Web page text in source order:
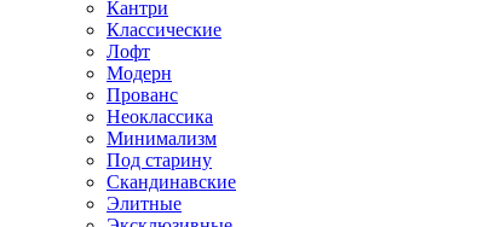
Кантри
Классические
Лофт
Модерн
Прованс
Неоклассика
Минимализм
Под старину
Скандинавские
Элитные